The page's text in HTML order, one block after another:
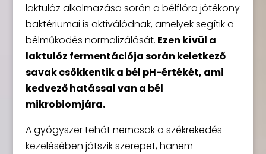
laktulóz alkalmazása során a bélflóra jótékony
baktériumai is aktiválódnak, amelyek segítik a
bélműködés normalizálását. Ezen kívül a
laktulóz fermentációja során keletkező
savak csökkentik a bél pH-értékét, ami
kedvező hatással van a bél
mikrobiomjára.
A gyógyszer tehát nemcsak a székrekedés
kezelésében játszik szerepet, hanem